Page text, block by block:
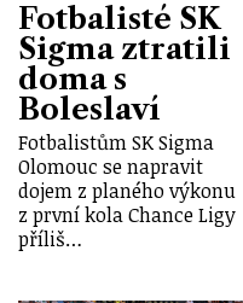
Fotbalisté SK
Sigma ztratili
doma s
Boleslaví
Fotbalistům SK Sigma
Olomouc se napravit
dojem z planého výkonu
z první kola Chance Ligy
příliš…